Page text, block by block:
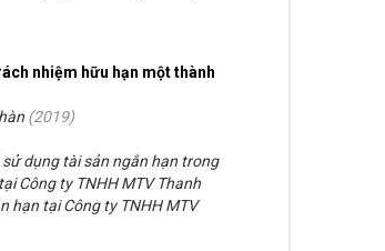
nhiệm hữu hạn một thành
(2019)
dụng tài sản ngắn hạn trong
Công ty TNHH MTV Thanh
hạn tại Công ty TNHH MTV